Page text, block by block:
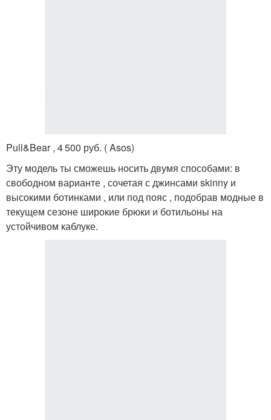
Pull&Bear , 4 500 руб. ( Asos)
Эту модель ты сможешь носить двумя способами: в
свободном варианте , сочетая с джинсами skinny и
высокими ботинками , или под пояс , подобрав модные в
текущем сезоне широкие брюки и ботильоны на
устойчивом каблуке.